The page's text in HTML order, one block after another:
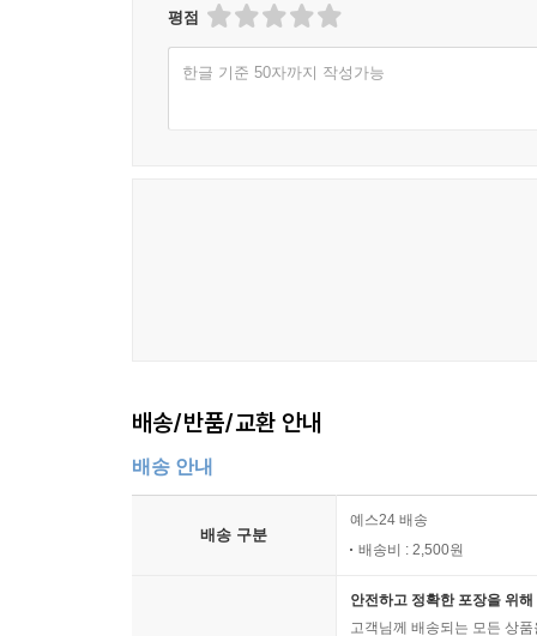
평점
한글 기준 50자까지 작성가능
배송/반품/교환 안내
배송 안내
배송 구분
예스24 배송
배송비 : 2,500원
안전하고 정확한 포장을 위
고객님께 배송되는 모든 상